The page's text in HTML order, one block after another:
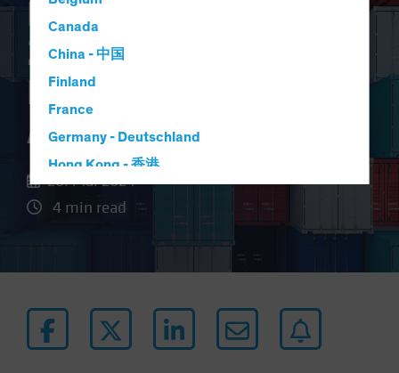
Canada
China - 中国
Finland
France
Germany - Deutschland
Hong Kong - 香港
Japan - 日本
Luxembourg and Other EMEA
Handelskriege und
Zölle:
Herausforderung für
Aktienanalysen
28. Mai 2024
4 min read